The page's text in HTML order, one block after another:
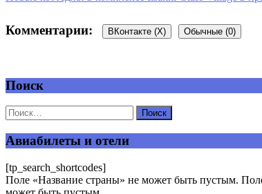
Комментарии: ВКонтакте (X) Обычные (0)
Добавить комментарий
Ваш адрес email не будет опубликован.
Поиск
Авиабилеты и отели
[tp_search_shortcodes]
Поле «Название страны» не может быть пустым.